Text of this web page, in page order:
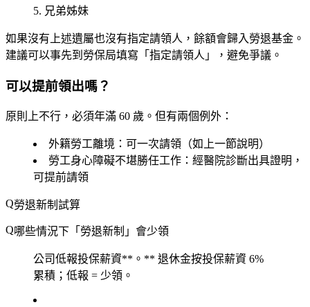
兄弟姊妹
如果沒有上述遺屬也沒有指定請領人，餘額會歸入勞退基金。
建議可以事先到勞保局填寫「指定請領人」，避免爭議。
可以提前領出嗎？
原則上不行，必須年滿 60 歲。但有兩個例外：
外籍勞工離境 ：可一次請領（如上一節說明）
勞工身心障礙不堪勝任工作 ：經醫院診斷出具證明，
可提前請領
勞退新制試算
哪些情況下「勞退新制」會少領
公司低報投保薪資**。** 退休金按投保薪資 6%
累積；低報 = 少領。